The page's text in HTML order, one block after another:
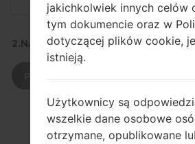
2.NACIŚNIJ, ABY POBRAĆ
jakichkolwiek innych celów
tym dokumencie oraz w
dotyczącej plików cookie,
istnieją.
Użytkownicy są
wszelkie dane osobowe
otrzymane, opublikowane